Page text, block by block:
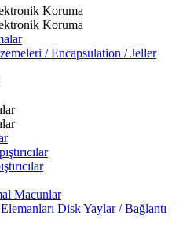
Koruma
Koruma
/ Encapsulation / Jeller
Macunlar
Disk Yaylar / Bağlantı